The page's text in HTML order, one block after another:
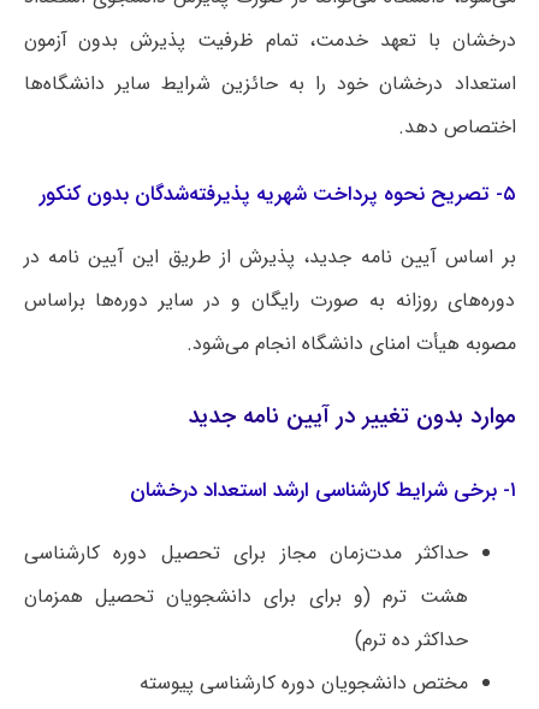
درخشان با تعهد خدمت، تمام ظرفیت پذیرش بدون آزمون
استعداد درخشان خود را به حائزین شرایط سایر دانشگاه‌ها
اختصاص دهد.
۵- تصریح نحوه پرداخت شهریه پذیرفته‌شدگان بدون کنکور
بر اساس آیین نامه جدید، پذیرش از طریق این آیین نامه در
دوره‌های روزانه به صورت رایگان و در سایر دوره‌ها براساس
مصوبه هیأت امنای دانشگاه انجام می‌شود.
موارد بدون تغییر در آیین نامه جدید
۱- برخی شرایط کارشناسی ارشد استعداد درخشان
حداکثر مدت‌زمان مجاز برای تحصیل دوره کارشناسی
هشت ترم (و برای برای دانشجویان تحصیل همزمان
حداکثر ده ترم)
مختص دانشجویان دوره کارشناسی پیوسته